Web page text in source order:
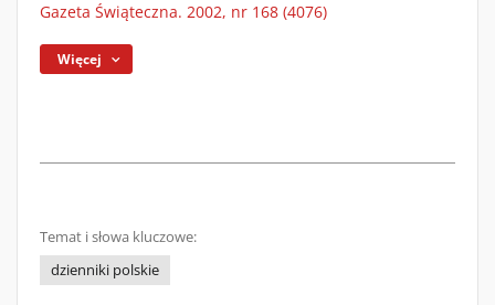
Gazeta Świąteczna. 2002, nr 168 (4076)
Więcej
Temat i słowa kluczowe:
dzienniki polskie